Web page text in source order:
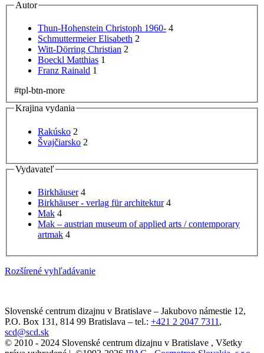
Autor
Thun-Hohenstein Christoph 1960- 4
Schmuttermeier Elisabeth 2
Witt-Dörring Christian 2
Boeckl Matthias 1
Franz Rainald 1
#tpl-btn-more
Krajina vydania
Rakúsko 2
Švajčiarsko 2
Vydavateľ
Birkhäuser 4
Birkhäuser - verlag für architektur 4
Mak 4
Mak – austrian museum of applied arts / contemporary
artmak 4
Rozšírené vyhľadávanie
Slovenské centrum dizajnu v Bratislave – Jakubovo námestie 12,
P.O. Box 131, 814 99 Bratislava – tel.: +421 2 2047 7311 ,
scd@scd.sk
© 2010 - 2024 Slovenské centrum dizajnu v Bratislave , Všetky